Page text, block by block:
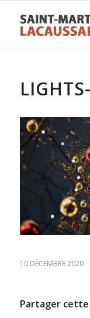
10 DÉCEMBRE 2020
Partager